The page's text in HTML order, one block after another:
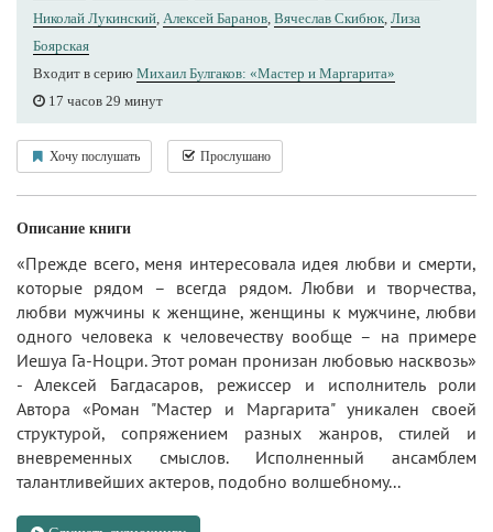
Николай Лукинский Алексей Баранов Вячеслав Скибюк Лиза
Боярская
Входит в серию Михаил Булгаков: «Мастер и Маргарита»
17 часов 29 минут
Хочу послушать Прослушано
Описание книги
«Прежде всего, меня интересовала идея любви и смерти,
которые рядом – всегда рядом. Любви и творчества,
любви мужчины к женщине, женщины к мужчине, любви
одного человека к человечеству вообще – на примере
Иешуа Га-Ноцри. Этот роман пронизан любовью насквозь»
- Алексей Багдасаров, режиссер и исполнитель роли
Автора «Роман "Мастер и Маргарита" уникален своей
структурой, сопряжением разных жанров, стилей и
вневременных смыслов. Исполненный ансамблем
талантливейших актеров, подобно волшебному...